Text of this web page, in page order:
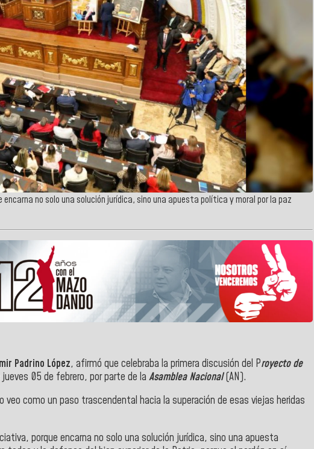
no solo una solución jurídica, sino una apuesta política y moral por la paz
Padrino López, afirmó que celebraba la primera discusión del Proyecto de
05 de febrero, por parte de la Asamblea Nacional(AN).
como un paso trascendental hacia la superación de esas viejas heridas
porque encarna no solo una solución jurídica, sino una apuesta